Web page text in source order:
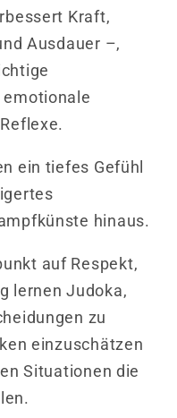
Kraft,
Ausdauer –,
ein tiefes Gefühl
hinaus.
auf Respekt,
lernen Judoka,
zu
einzuschätzen
Situationen die